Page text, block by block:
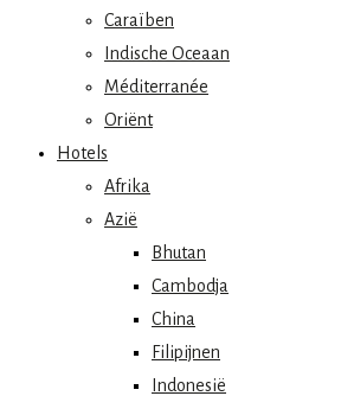
Caraïben
Indische Oceaan
Méditerranée
Oriënt
Hotels
Afrika
Azië
Bhutan
Cambodja
China
Filipijnen
Indonesië